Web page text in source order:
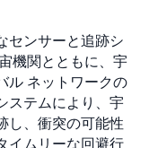
センサーと追跡シ
機関とともに、宇
ル ネットワークの
ステムにより、宇
し、衝突の可能性
イムリーな回避行